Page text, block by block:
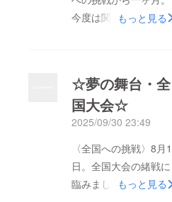
今度は関東の１都６県
る関東大会が開催され
ました。２日間で行わ
れるトーナメント。１
日目。初戦、２回戦と
勝ち進みベスト４とな
り２日目の準決勝に臨
みました。全国ベスト
もっと見る
☆夢の舞台・全
国大会☆
2025/09/30 23:49
〈全国への挑戦〉8月1
日。全国大会の緒戦に
臨みました。相手の京
もっと見る